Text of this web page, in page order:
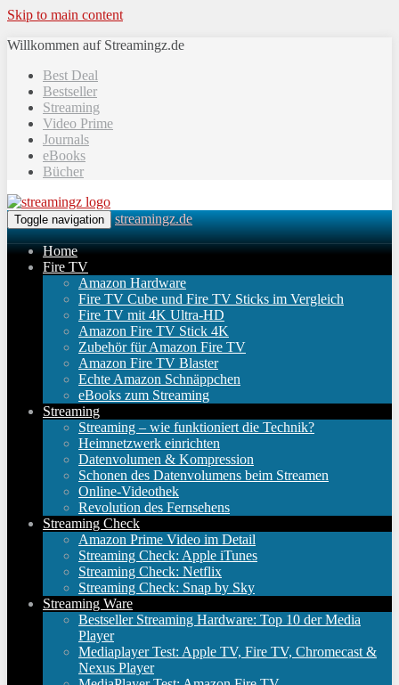
Skip to main content
Willkommen auf Streamingz.de
Best Deal
Bestseller
Streaming
Video Prime
Journals
eBooks
Bücher
Toggle navigation streamingz.de
Home
Fire TV
Amazon Hardware
Fire TV Cube und Fire TV Sticks im Vergleich
Fire TV mit 4K Ultra-HD
Amazon Fire TV Stick 4K
Zubehör für Amazon Fire TV
Amazon Fire TV Blaster
Echte Amazon Schnäppchen
eBooks zum Streaming
Streaming
Streaming – wie funktioniert die Technik?
Heimnetzwerk einrichten
Datenvolumen & Kompression
Schonen des Datenvolumens beim Streamen
Online-Videothek
Revolution des Fernsehens
Streaming Check
Amazon Prime Video im Detail
Streaming Check: Apple iTunes
Streaming Check: Netflix
Streaming Check: Snap by Sky
Streaming Ware
Bestseller Streaming Hardware: Top 10 der Media
Player
Mediaplayer Test: Apple TV, Fire TV, Chromecast &
Nexus Player